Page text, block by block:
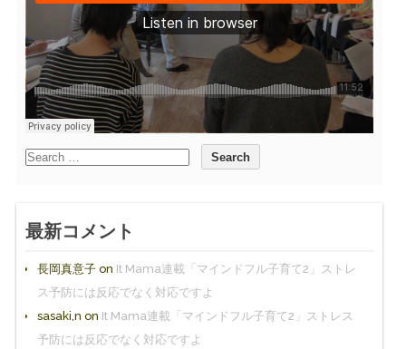
最新コメント
長岡真意子on It Mama連載「マインドフル子育て2」ストレ
ス予防には反応でなく対応ですよ
sasaki,n on It Mama連載「マインドフル子育て2」ストレス
予防には反応でなく対応ですよ